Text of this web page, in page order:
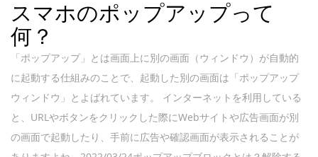
スマホのポップアップって
何？
「ポップアップ」とは画面上に別の画面（ウィンドウ）が自動的
に起動する仕組みのことで、起動した別の画面は「ポップアップ
ウィンドウ」とよばれています。 インターネットを利用している
と、URLやボタンをクリックした際にWebサイトや広告画面が別
の画面で起動したり、手前に広告や確認画面が表示されることが